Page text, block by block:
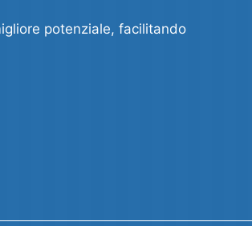
potenziale, facilitando